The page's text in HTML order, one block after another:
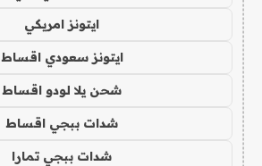
ايتونز امريكي
ايتونز سعودي اقساط
شحن يلا لودو اقساط
شدات ببجي اقساط
شدات ببجي تمارا